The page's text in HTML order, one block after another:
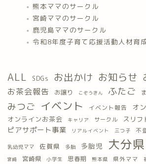
熊本ママのサークル
宮崎ママのサークル
鹿児島ママのサークル
令和8年度子育て応援活動人材育
ALL SDGs お出かけ お知らせ
お茶会報告 お譲り こぞうきん ふたご
みつご イベント イベント報告 オ
オンラインお茶会 キャリア サークル スリフ
ピアサポート事業 リアルイベント 三つ子 不
乳幼児ママ 佐賀県 多胎 多胎児 大分県
宮崎 宮崎県 小学生 思春期 熊本県 県外ママ